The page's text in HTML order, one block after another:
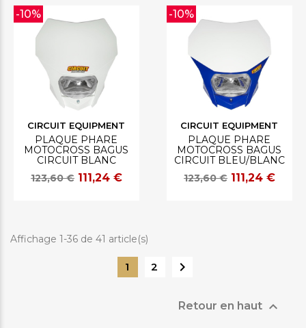
CIRCUIT EQUIPMENT
PLAQUE PHARE
MOTOCROSS BAGUS
CIRCUIT BLANC
123,60 € 111,24 €
-10%
CIRCUIT EQUIPMENT
PLAQUE PHARE
MOTOCROSS BAGUS
CIRCUIT BLEU/BLANC
123,60 € 111,24 €
-10%
Affichage 1-36 de 41 article(s)
1 2 
Retour en haut 